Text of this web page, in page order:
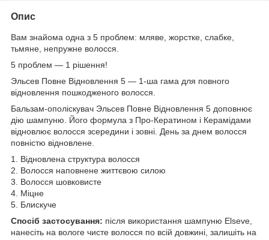
Опис
Вам знайома одна з 5 проблем: мляве, жорстке, слабке,
тьмяне, непружне волосся.
5 проблем — 1 рішення!
Эльсев Повне Відновлення 5 — 1-ша гама для повного
відновлення пошкодженого волосся.
Бальзам-ополіскувач Эльсев Повне Відновлення 5 доповнює
дію шампуню. Його формула з Про-Кератином і Керамідами
відновлює волосся зсередини і зовні. День за днем волосся
повністю відновлене.
1. Відновлена структура волосся
2. Волосся наповнене життєвою силою
3. Волосся шовковисте
4. Міцне
5. Блискуче
Спосіб застосування: після використання шампуню Elseve,
нанесіть на вологе чисте волосся по всій довжині, залишіть на